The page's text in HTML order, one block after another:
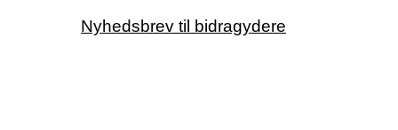
Nyhedsbrev til bidragydere